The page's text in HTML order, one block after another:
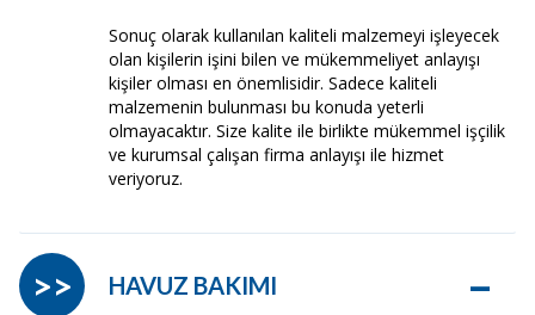
Sonuç olarak kullanılan kaliteli malzemeyi işleyecek
olan kişilerin işini bilen ve mükemmeliyet anlayışı
kişiler olması en önemlisidir. Sadece kaliteli
malzemenin bulunması bu konuda yeterli
olmayacaktır. Size kalite ile birlikte mükemmel işçilik
ve kurumsal çalışan firma anlayışı ile hizmet
veriyoruz.
HAVUZ BAKIMI –
>>